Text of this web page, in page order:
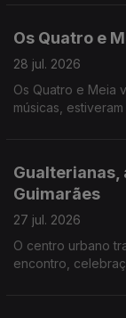
Os Quatro e
28 jul. 2026
Os Quatro e Meia
músicas,
Gualterianas,
Guimarães
27 jul. 2026
O centro urbano
encontro,